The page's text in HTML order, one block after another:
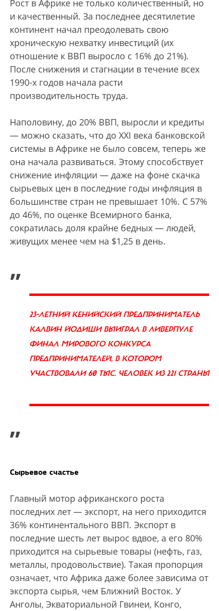
Рост в Африке не только количественный, но
и качественный. За последнее десятилетие
континент начал преодолевать свою
хроническую нехватку инвестиций (их
отношение к ВВП выросло с 16% до 21%).
После снижения и стагнации в течение всех
1990-х годов начала расти
производительность труда.
Наполовину, до 20% ВВП, выросли и кредиты
— можно сказать, что до XXI века банковской
системы в Африке не было совсем, теперь же
она начала развиваться. Этому способствует
снижение инфляции — даже на фоне скачка
сырьевых цен в последние годы инфляция в
большинстве стран не превышает 10%. С 57%
до 46%, по оценке Всемирного банка,
сократилась доля крайне бедных — людей,
живущих менее чем на $1,25 в день.
„
23-ЛЕТНИЙ КЕНИЙСКИЙ ПРЕДПРИНИМАТЕЛЬ
КАЛВИН ЙОДИШИ ВЫИГРАЛ В ЛИВЕРПУЛЕ
ФИНАЛ МИРОВОГО КОНКУРСА
ПРЕДПРИНИМАТЕЛЕЙ, В КОТОРОМ
УЧАСТВОВАЛИ 60 ТЫС. ЧЕЛОВЕК ИЗ 221 СТРАНЫ
”
Сырьевое счастье
Главный мотор африканского роста
последних лет — экспорт, на него приходится
36% континентального ВВП. Экспорт в
последние шесть лет вырос вдвое, а его 80%
приходится на сырьевые товары (нефть, газ,
металлы, продовольствие). Такая пропорция
означает, что Африка даже более зависима от
экспорта сырья, чем Ближний Восток. У
Анголы, Экваториальной Гвинеи, Конго,